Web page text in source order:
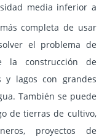
media inferior a
completa de usar
el problema de
la construcción de
lagos con grandes
También se puede
de tierras de cultivo,
proyectos de